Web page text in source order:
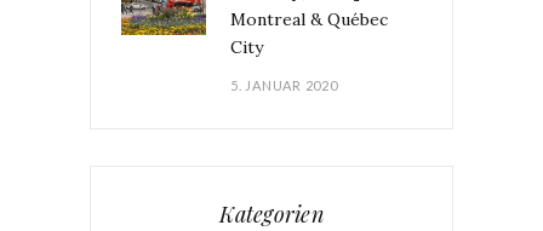
Montreal & Québec
City
5. JANUAR 2020
Kategorien